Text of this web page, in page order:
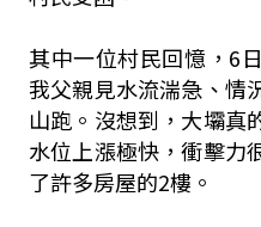
其中一位村民回憶，6
我父親見水流湍急、情
山跑。沒想到，大壩真
水位上漲極快，衝擊力
了許多房屋的2樓。